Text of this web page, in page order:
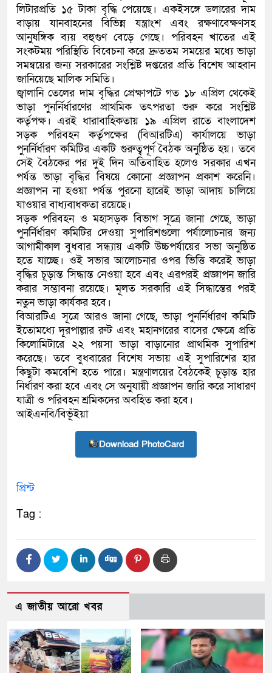
লিটারপ্রতি ১৫ টাকা বৃদ্ধি পেয়েছে। একইসঙ্গে ডলারের দাম
বাড়ায় যানবাহনের বিভিন্ন যন্ত্রাংশ এবং রক্ষণাবেক্ষণসহ
আনুষঙ্গিক ব্যয় বহুগুণ বেড়ে গেছে। পরিবহন খাতের এই
সংকটময় পরিস্থিতি বিবেচনা করে দ্রুততম সময়ের মধ্যে ভাড়া
সমন্বয়ের জন্য সরকারের সংশ্লিষ্ট দপ্তরের প্রতি বিশেষ আহ্বান
জানিয়েছে মালিক সমিতি।
জ্বালানি তেলের দাম বৃদ্ধির প্রেক্ষাপটে গত ১৮ এপ্রিল থেকেই
ভাড়া পুনর্নির্ধারণের প্রাথমিক তৎপরতা শুরু করে সংশ্লিষ্ট
কর্তৃপক্ষ। এরই ধারাবাহিকতায় ১৯ এপ্রিল রাতে বাংলাদেশ
সড়ক পরিবহন কর্তৃপক্ষের (বিআরটিএ) কার্যালয়ে ভাড়া
পুনর্নির্ধারণ কমিটির একটি গুরুত্বপূর্ণ বৈঠক অনুষ্ঠিত হয়। তবে
সেই বৈঠকের পর দুই দিন অতিবাহিত হলেও সরকার এখন
পর্যন্ত ভাড়া বৃদ্ধির বিষয়ে কোনো প্রজ্ঞাপন প্রকাশ করেনি।
প্রজ্ঞাপন না হওয়া পর্যন্ত পুরনো হারেই ভাড়া আদায় চালিয়ে
যাওয়ার বাধ্যবাধকতা রয়েছে।
সড়ক পরিবহন ও মহাসড়ক বিভাগ সূত্রে জানা গেছে, ভাড়া
পুনর্নির্ধারণ কমিটির দেওয়া সুপারিশগুলো পর্যালোচনার জন্য
আগামীকাল বুধবার সন্ধ্যায় একটি উচ্চপর্যায়ের সভা অনুষ্ঠিত
হতে যাচ্ছে। ওই সভার আলোচনার ওপর ভিত্তি করেই ভাড়া
বৃদ্ধির চূড়ান্ত সিদ্ধান্ত নেওয়া হবে এবং এরপরই প্রজ্ঞাপন জারি
করার সম্ভাবনা রয়েছে। মূলত সরকারি এই সিদ্ধান্তের পরই
নতুন ভাড়া কার্যকর হবে।
বিআরটিএ সূত্রে আরও জানা গেছে, ভাড়া পুনর্নির্ধারণ কমিটি
ইতোমধ্যে দূরপাল্লার রুট এবং মহানগরের বাসের ক্ষেত্রে প্রতি
কিলোমিটারে ২২ পয়সা ভাড়া বাড়ানোর প্রাথমিক সুপারিশ
করেছে। তবে বুধবারের বিশেষ সভায় এই সুপারিশের হার
কিছুটা কমবেশি হতে পারে। মন্ত্রণালয়ের বৈঠকেই চূড়ান্ত হার
নির্ধারণ করা হবে এবং সে অনুযায়ী প্রজ্ঞাপন জারি করে সাধারণ
যাত্রী ও পরিবহন শ্রমিকদের অবহিত করা হবে।
আইএনবি/বিভূঁইয়া
Download PhotoCard
প্রিন্ট
Tag :
এ জাতীয় আরো খবর